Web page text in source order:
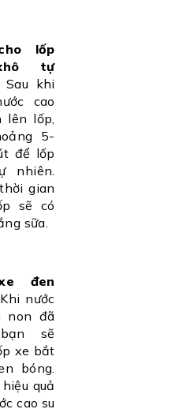
lốp
tự
Sau khi
cao
lên lốp,
5-
để lốp
nhiên.
gian
sẽ có
sữa.
đen
Khi nước
non đã
sẽ
xe bắt
bóng.
quả
cao su